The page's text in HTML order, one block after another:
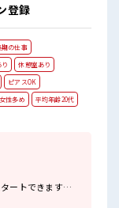
登録
期の仕事
休憩室あり
ピアスOK
女性多め
平均年齢20代
ートできます！
ーにマニュアル